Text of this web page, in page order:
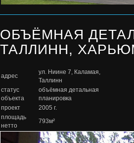
ОБЪЁМНАЯ
ТАЛЛИНН,
адрес
ул. Ниине 7, Каламая,
Таллинн
статус
объекта
объёмная детальная
планировка
проект
2005 г.
площадь
нетто
793м²